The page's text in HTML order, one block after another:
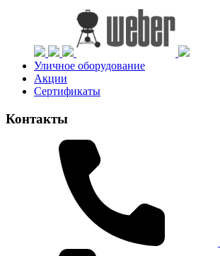
Уличное оборудование
Акции
Сертификаты
Контакты